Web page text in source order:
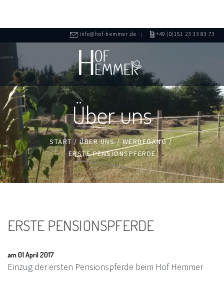
info@hof-hemmer.de +49 (0)151 23 33 83 73
Über uns
START /ÜBER UNS/WERDEGANG/
ERSTE PENSIONSPFERDE
ERSTE PENSIONSPFERDE
am 01 April 2017
Einzug der ersten Pensionspferde beim Hof Hemmer